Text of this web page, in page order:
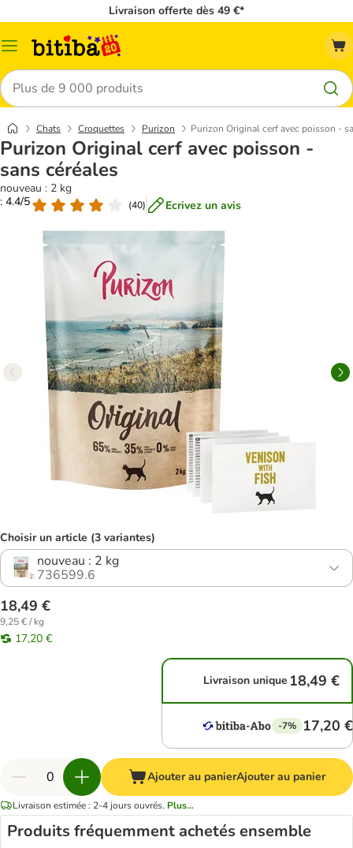
Livraison offerte dès 49 €*
Menu
Rechercher
Chats Croquettes Purizon Purizon Original cerf avec poisson -
Purizon Original cerf avec poisson -
sans céréales
nouveau : 2 kg
: 4.4/5
(40) Ecrivez un avis
Choisir un article (3 variantes)
nouveau : 2 kg
736599.6
18,49 €
9,25 € / kg
17,20 €
Livraison unique 18,49 €
-7% 17,20 €
Ajouter au panierAjouter au panier
Livraison estimée : 2-4 jours ouvrés. Plus...
Produits fréquemment achetés ensemble